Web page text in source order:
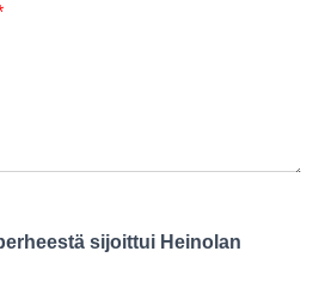
sijoittui Heinolan